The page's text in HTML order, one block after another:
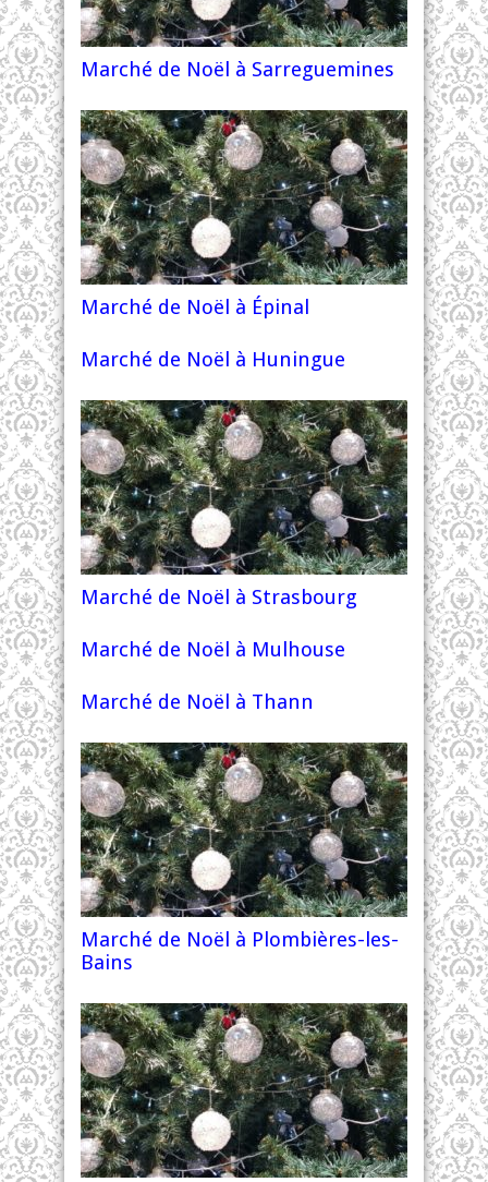
Marché de Noël à Sarreguemines
Marché de Noël à Épinal
Marché de Noël à Huningue
Marché de Noël à Strasbourg
Marché de Noël à Mulhouse
Marché de Noël à Thann
Marché de Noël à Plombières-les-
Bains